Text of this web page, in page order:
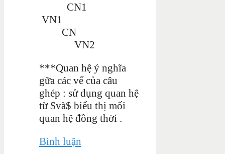
CN1
VN1
CN
VN2
***Quan hệ ý nghĩa
gữa các vế của câu
ghép : sử dụng quan hệ
từ $và$ biểu thị mối
quan hệ đồng thời .
Bình luận